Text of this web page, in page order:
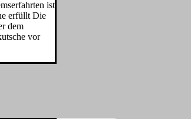
ist
erfüllt Die
dem
vor